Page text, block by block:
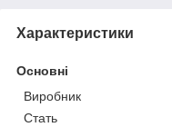
Характеристики
Основні
Виробник
Стать